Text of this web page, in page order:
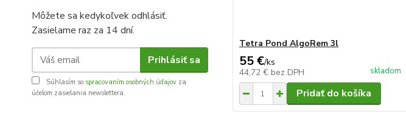
Môžete sa kedykoľvek odhlásiť.
Zasielame raz za 14 dní.
Prihlásiť sa
Súhlasím so spracovaním osobných údajov za
účelom zasielania newslettera.
Tetra Pond AlgoRem 3l
55 €/ks
44,72 € bez DPH skladom
Pridať do košíka